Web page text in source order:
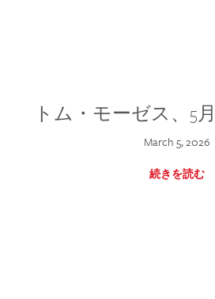
トム・モーゼス、5
March 5, 2026
続きを読む